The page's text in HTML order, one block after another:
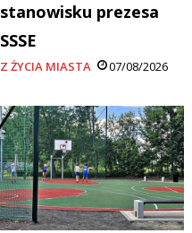
stanowisku prezesa
SSSE
Z ŻYCIA MIASTA 07/08/2026